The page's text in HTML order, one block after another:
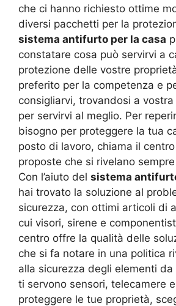
che ci hanno richiesto ottime
diversi pacchetti per la
sistema antifurto per la casa
constatare cosa può servirvi a
protezione delle vostre
preferito per la competenza e
consigliarvi, trovandosi a
per servirvi al meglio. Per
bisogno per proteggere la tua
posto di lavoro, chiama il
proposte che si rivelano
Con l’aiuto del sistema
hai trovato la soluzione al
sicurezza, con ottimi articoli di
cui visori, sirene e
centro offre la qualità delle
che si fa notare in una politica
alla sicurezza degli elementi da
ti servono sensori, telecamere
proteggere le tue proprietà,